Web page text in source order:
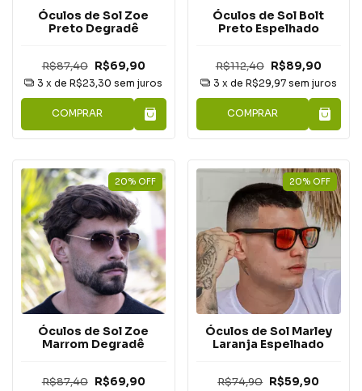
Óculos de Sol Zoe
Preto Degradê
R$87,40 R$69,90
3 x deR$23,30 sem juros
COMPRAR
Óculos de Sol Bolt
Preto Espelhado
R$112,40 R$89,90
3 x de R$29,97 sem juros
COMPRAR
20% OFF
Óculos de Sol Zoe
Marrom Degradê
R$87,40 R$69,90
20% OFF
Óculos de Sol Marley
Laranja Espelhado
R$74,90 R$59,90